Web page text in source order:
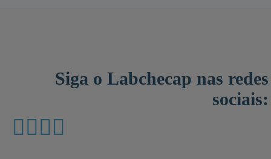
Siga o Labchecap nas redes
sociais: